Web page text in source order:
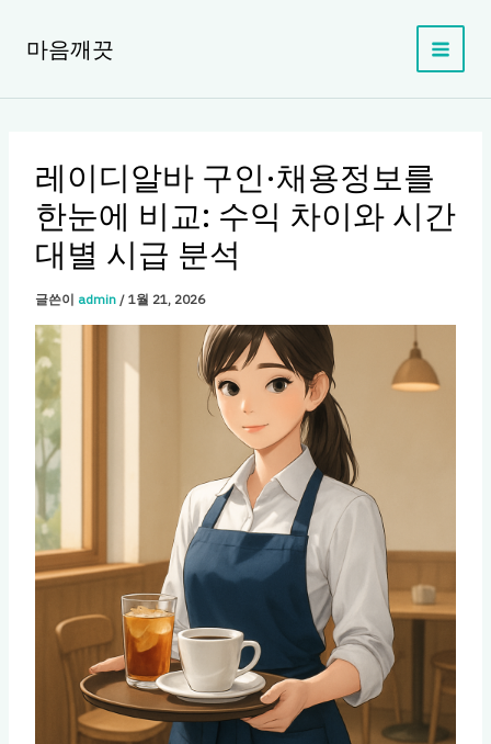
건
마음깨끗
레이디알바 구인·채용정보를
한눈에 비교: 수익 차이와 시간
대별 시급 분석
글쓴이 admin / 1월 21, 2026